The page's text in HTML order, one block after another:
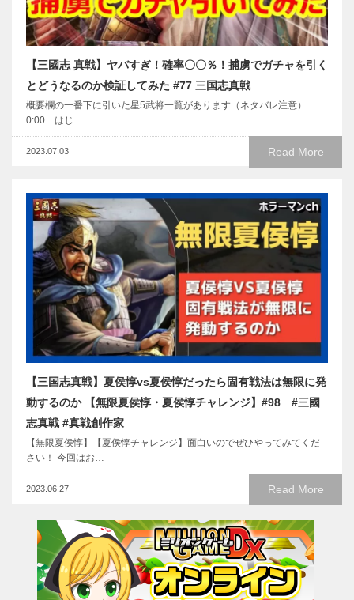
【三國志 真戦】ヤバすぎ！確率〇〇％！捕虜でガチャを引く
とどうなるのか検証してみた #77 三国志真戦
概要欄の一番下に引いた星5武将一覧があります（ネタバレ注意）
0:00 はじ…
Read More
2023.07.03
【三国志真戦】夏侯惇vs夏侯惇だったら固有戦法は無限に発
動するのか 【無限夏侯惇・夏侯惇チャレンジ】#98 #三國
志真戦 #真戦創作家
【無限夏侯惇】【夏侯惇チャレンジ】面白いのでぜひやってみてくだ
さい！ 今回はお…
Read More
2023.06.27